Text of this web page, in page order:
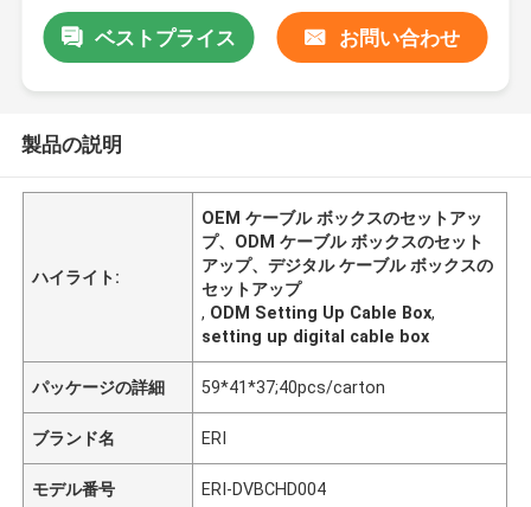
ベストプライス お問い合わせ
製品の説明
ハイライト:
OEM ケーブル ボックスのセットアッ
プ、ODM ケーブル ボックスのセット
アップ、デジタル ケーブル ボックスの
セットアップ
, ODM Setting Up Cable Box,
setting up digital cable box
パッケージの詳細 59*41*37;40pcs/carton
ブランド名 ERI
モデル番号 ERI-DVBCHD004